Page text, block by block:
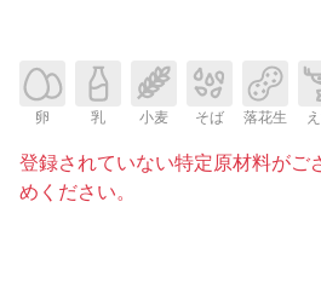
卵 乳 小麦 そば 落花生
登録されていない特定原材料がご
めください。